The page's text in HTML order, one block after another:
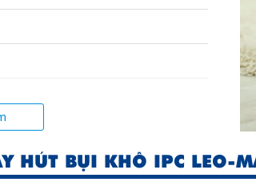
HÚT BỤI KHÔ IPC LEO-